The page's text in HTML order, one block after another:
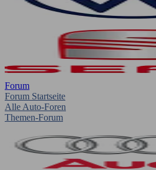
Forum
Forum Startseite
Alle Auto-Foren
Themen-Forum